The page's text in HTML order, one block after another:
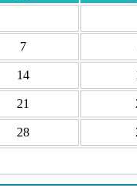
7
14
21
28